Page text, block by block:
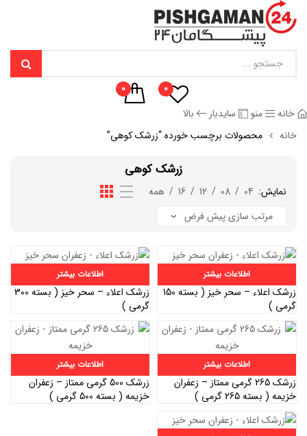
0
0
خانه منو سایدبار
بالا
خانه
محصولات برچسب خورده “زرشک کوهی”
زرشک کوهی
نمایش: 04
/
08
/
12
/
16
/ همه
اطلاعات بیشتر
زرشک اعلاء – سحر خیز ( بسته 150
گرمی )
اطلاعات بیشتر
زرشک اعلاء – سحر خیز ( بسته 300
گرمی )
اطلاعات بیشتر
زرشک 265 گرمی ممتاز – زعفران
خزیمه ( بسته 265 گرمی )
اطلاعات بیشتر
زرشک 500 گرمی ممتاز – زعفران
خزیمه ( بسته 500 گرمی )